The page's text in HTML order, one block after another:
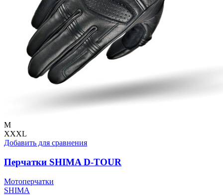
M
XXXL
Добавить для сравнения
Перчатки SHIMA D-TOUR
Мотоперчатки
SHIMA